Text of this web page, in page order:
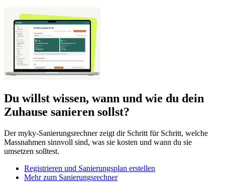
Du willst wissen, wann und wie du dein
Zuhause sanieren sollst?
Der myky-Sanierungsrechner zeigt dir Schritt für Schritt, welche
Massnahmen sinnvoll sind, was sie kosten und wann du sie
umsetzen solltest.
Registrieren und Sanierungsplan erstellen
Mehr zum Sanierungsrechner